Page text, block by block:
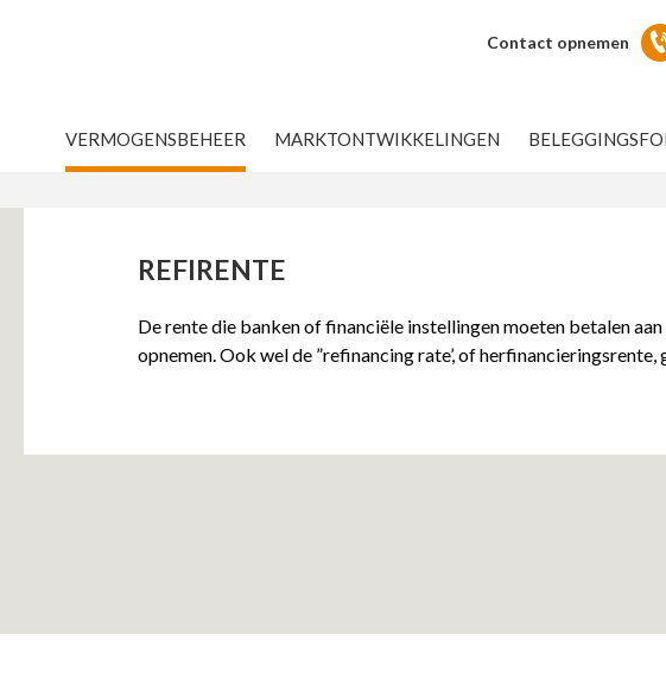
VERMOGENSBEHEER MARKTONTWIKKELINGEN
Contact opnemen
REFIRENTE
De rente die banken of financiële instellingen moeten betalen
opnemen. Ook wel de ”refinancing rate’, of herfinancieringsrente,